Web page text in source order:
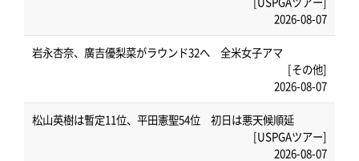
2026-08-07
岩永杏奈、廣吉優梨菜がラウンド32へ 全米女子アマ
[その他]
2026-08-07
松山英樹は暫定11位、平田憲聖54位 初日は悪天候順延
[USPGAツアー]
2026-08-07